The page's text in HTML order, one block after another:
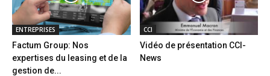
ENTREPRISES
Factum Group: Nos
expertises du leasing et de la
gestion de...
CCI
Vidéo de présentation CCI-
News